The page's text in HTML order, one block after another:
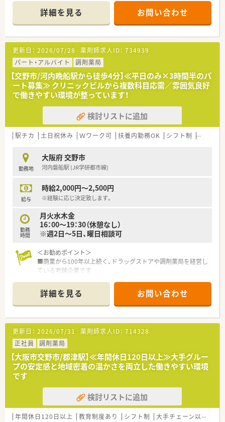
【店舗情報と応需状況について】
■最寄りのJR学研都市線河内磐船駅から徒歩3分と、通勤に非常
に便利な好立地です。
■耳鼻科、眼科、皮膚科、心療内科、整形外科、歯科、内科など多科
目を応需しています。
■1日約200枚の処方箋を応需し、薬剤師は常勤2名・パート7名の
体制で対応しています。
【法人特徴について】
■大正11年創業の歴史ある企業で、大阪市内に調剤薬局とドラ
ッグストアを計6店舗展開しています。
■「ノルマなし・在宅なし・地域活動なし」の方針で、シンプルに
調剤業務に集中できる環境です。
■年俸制を採用しており、入社初年度から満額の給与が支給され
【求人情報について】
■ご経験やスキルを考慮し、年収420万円から550万円の範囲で
■年俸制を導入しているため、賞与による年収の変動がなく、毎
月安定した収入を得ることが可能です。
手当もしっかりと整備されています。
詳細を見る お問い合わせ
更新日： 2026/07/28 薬剤師求人ID： 734939
パート・アルバイト
調剤薬局
【交野市/河内晩船駅から徒歩4分】≪平日のみ×3時間半のパ
ート募集≫ クリニックビルから複数科目応需／雰囲気良好
で働きやすい環境が整っています！
検討リストに追加
駅チカ 土日祝休み Ｗワーク可 扶養内勤務OK シフト制 大手チ
勤務地
大阪府 交野市
河内磐船駅 (JR学研都市線)
給与
時給2,000円～2,500円
※経験に応じ決定致します。
勤務
時間
月火水木金
16：00～19：30（休憩なし）
※週2日～5日、曜日相談可
＜お勧めポイント＞
■商業から100年以上続く、ドラッグストアや調剤薬局を経営し
ている老舗企業です
入っています
■枚数は1日200枚程度と多めですが、常時4～5名が勤務してい
ます
■残業がほぼ無く、仕事とプライベートを分けメリハリをつけて
働けます。
■社員全員、穏やかな人柄の方が多く、アットホームな職場で
す。
詳細を見る お問い合わせ
更新日： 2026/07/31 薬剤師求人ID： 714328
正社員
調剤薬局
【大阪市交野市/郡津駅】≪年間休日120日以上≫大手グルー
プの安定感と地域密着の温かさを両立した働きやすい環境
です
検討リストに追加
年間休日120日以上 教育制度あり シフト制 大手チェーン以外